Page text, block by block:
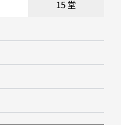
15 堂